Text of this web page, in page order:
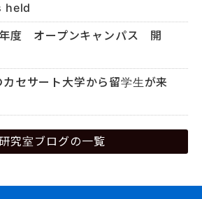
held
度 オープンキャンパス 開
セサート大学から留学生が来
究室ブログの一覧